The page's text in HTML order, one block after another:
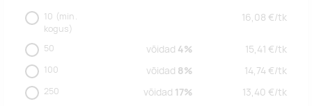
10 (min.
kogus)
16,08 €/tk
50 võidad 4% 15,41 €/tk
100 võidad 8% 14,74 €/tk
250 võidad 17% 13,40 €/tk